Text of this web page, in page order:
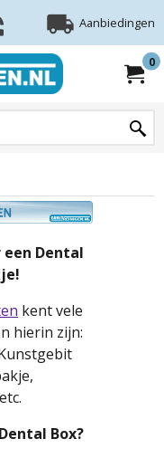
Aanbiedingen
0
Dental
kent vele
hierin zijn:
Box?